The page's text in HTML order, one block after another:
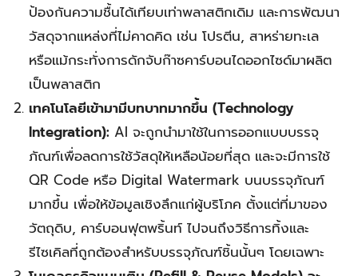
ป้องกันความชื้นได้เทียบเท่าพลาสติกเดิม และการพัฒนา
วัสดุจากแหล่งที่ไม่คาดคิด เช่น โปรตีน, สาหร่ายทะเล
หรือแม้กระทั่งการดักจับก๊าซคาร์บอนไดออกไซด์มาผลิต
เป็นพลาสติก
เทคโนโลยีเข้ามามีบทบาทมากขึ้น (Technology
Integration): AI จะถูกนำมาใช้ในการออกแบบบรรจุ
ภัณฑ์เพื่อลดการใช้วัสดุให้เหลือน้อยที่สุด และจะมีการใช้
QR Code หรือ Digital Watermark บนบรรจุภัณฑ์
มากขึ้น เพื่อให้ข้อมูลเชิงลึกแก่ผู้บริโภค ตั้งแต่ที่มาของ
วัตถุดิบ, คาร์บอนฟุตพริ้นท์ ไปจนถึงวิธีการทิ้งและ
รีไซเคิลที่ถูกต้องสำหรับบรรจุภัณฑ์ชิ้นนั้นๆ โดยเฉพาะ